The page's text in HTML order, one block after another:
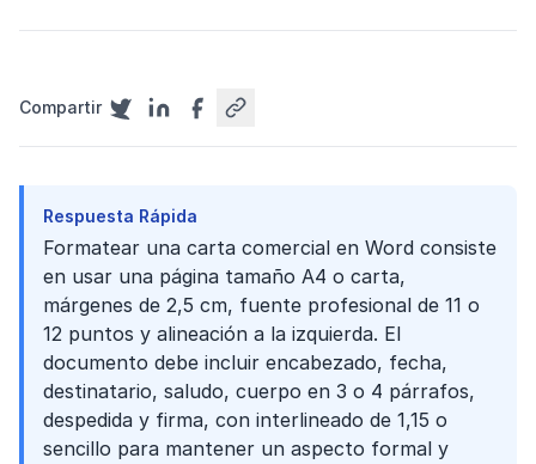
Compartir
Respuesta Rápida
Formatear una carta comercial en Word consiste
en usar una página tamaño A4 o carta,
márgenes de 2,5 cm, fuente profesional de 11 o
12 puntos y alineación a la izquierda. El
documento debe incluir encabezado, fecha,
destinatario, saludo, cuerpo en 3 o 4 párrafos,
despedida y firma, con interlineado de 1,15 o
sencillo para mantener un aspecto formal y